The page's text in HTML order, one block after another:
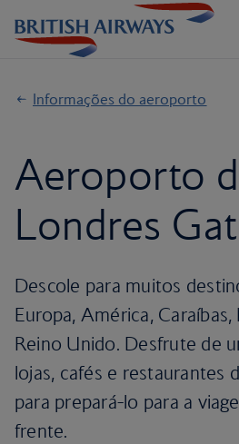
Informações do aeroporto
Aeroporto
Londres
Descole para muitos
Europa, América,
Reino Unido. Desfrute de
lojas, cafés e restaurantes
para prepará-lo para a
frente.